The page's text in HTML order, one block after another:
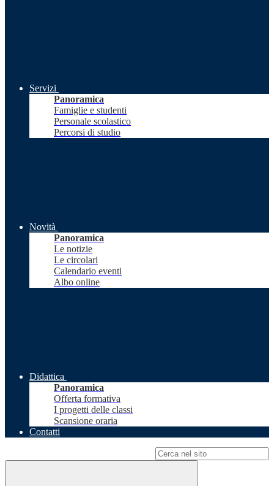
Servizi
Panoramica
Famiglie e studenti
Personale scolastico
Percorsi di studio
Novità
Panoramica
Le notizie
Le circolari
Calendario eventi
Albo online
Didattica
Panoramica
Offerta formativa
I progetti delle classi
Scansione oraria
Contatti